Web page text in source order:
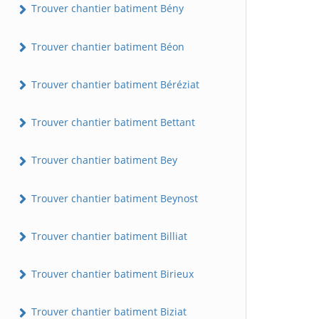
Trouver chantier batiment Bény
Trouver chantier batiment Béon
Trouver chantier batiment Béréziat
Trouver chantier batiment Bettant
Trouver chantier batiment Bey
Trouver chantier batiment Beynost
Trouver chantier batiment Billiat
Trouver chantier batiment Birieux
Trouver chantier batiment Biziat